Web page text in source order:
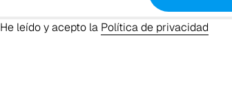
He leído y acepto la Política de privacidad